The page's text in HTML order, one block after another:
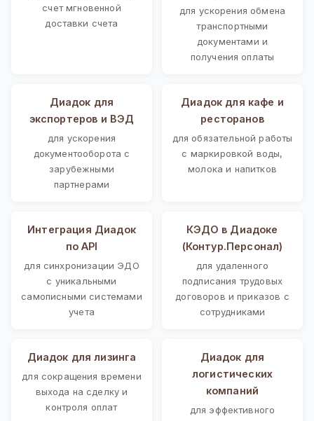
счет мгновенной
доставки счета
для ускорения обмена
транспортными
документами и
получения оплаты
Диадок для
экспортеров и ВЭД
для ускорения
документооборота с
зарубежными
партнерами
Диадок для кафе и
ресторанов
для обязательной работы
с маркировкой воды,
молока и напитков
Интеграция Диадок
по API
для синхронизации ЭДО
с уникальными
самописными системами
учета
КЭДО в Диадоке
(Контур.Персонал)
для удаленного
подписания трудовых
договоров и приказов с
сотрудниками
Диадок для лизинга
для сокращения времени
выхода на сделку и
контроля оплат
Диадок для
логистических
компаний
для эффективного